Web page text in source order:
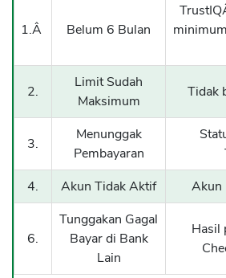
1.Â Belum 6 Bulan
2.
Limit Sudah
Maksimum
Tidak
3.
Menunggak
Pembayaran
4.
Akun Tidak Aktif Akun
6.
Tunggakan Gagal
Bayar di Bank
Lain
Hasil